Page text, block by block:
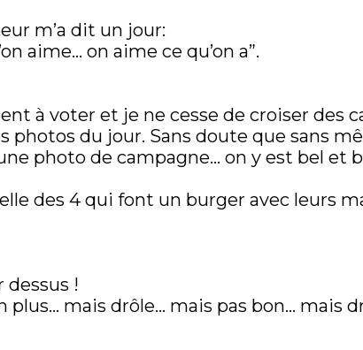
m’a dit un jour:
aime… on aime ce qu’on a”.
à voter et je ne cesse de croiser des
photos du jour. Sans doute que sans
photo de campagne… on y est bel et
des 4 qui font un burger avec leurs
dessus !
plus… mais drôle… mais pas bon… mais